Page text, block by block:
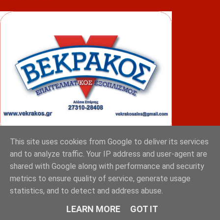
ΦΟΥΝΤΑΣ
This site uses cookies from Google to deliver its services
and to analyze traffic. Your IP address and user-agent are
shared with Google along with performance and security
metrics to ensure quality of service, generate usage
statistics, and to detect and address abuse.
LEARN MORE GOT IT